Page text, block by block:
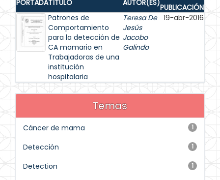
PORTADATÍTULO AUTOR(ES)PUBLICACIÓN
Patrones de
Comportamiento
para la detección de
CA mamario en
Trabajadoras de una
institución
hospitalaria
Teresa De
Jesús
Jacobo
Galindo
19-abr-2016
Temas
1
Cáncer de mama
1
Detección
1
Detection